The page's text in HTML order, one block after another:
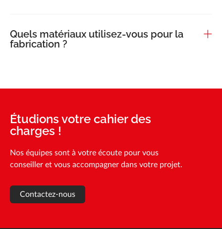
Quels matériaux utilisez-vous pour la
fabrication ?
Étudions votre cahier des
charges !
Nos équipes sont à votre écoute pour vous
conseiller et vous accompagner dans votre projet.
Contactez-nous